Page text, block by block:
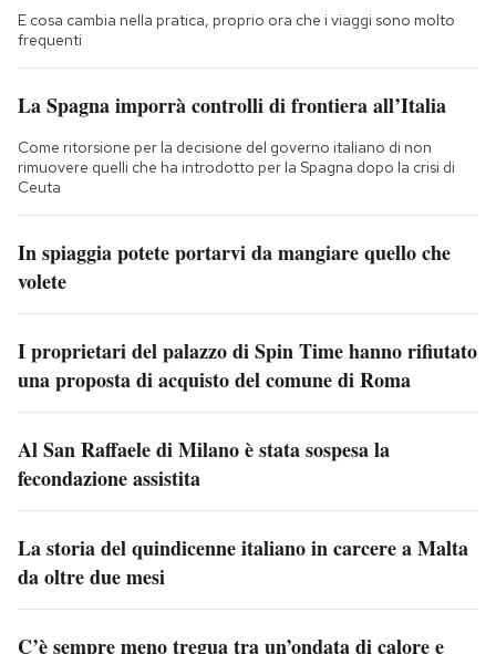
E cosa cambia nella pratica, proprio ora che i viaggi sono molto
frequenti
La Spagna imporrà controlli di frontiera all’Italia
Come ritorsione per la decisione del governo italiano di non
rimuovere quelli che ha introdotto per la Spagna dopo la crisi di
Ceuta
In spiaggia potete portarvi da mangiare quello che
volete
I proprietari del palazzo di Spin Time hanno rifiutato
una proposta di acquisto del comune di Roma
Al San Raffaele di Milano è stata sospesa la
fecondazione assistita
La storia del quindicenne italiano in carcere a Malta
da oltre due mesi
C’è sempre meno tregua tra un’ondata di calore e